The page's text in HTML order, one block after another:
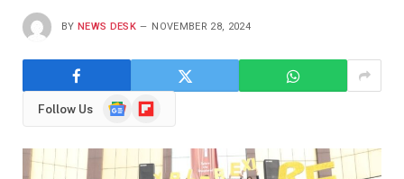
BY NEWS DESK NOVEMBER 28, 2024
Follow Us
GoogleFlipboard